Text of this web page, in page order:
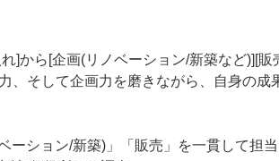
]から[企画(リノベーション/新築など)][
、そして企画力を磨きながら、自身の
ーション/新築)」「販売」を一貫して担当